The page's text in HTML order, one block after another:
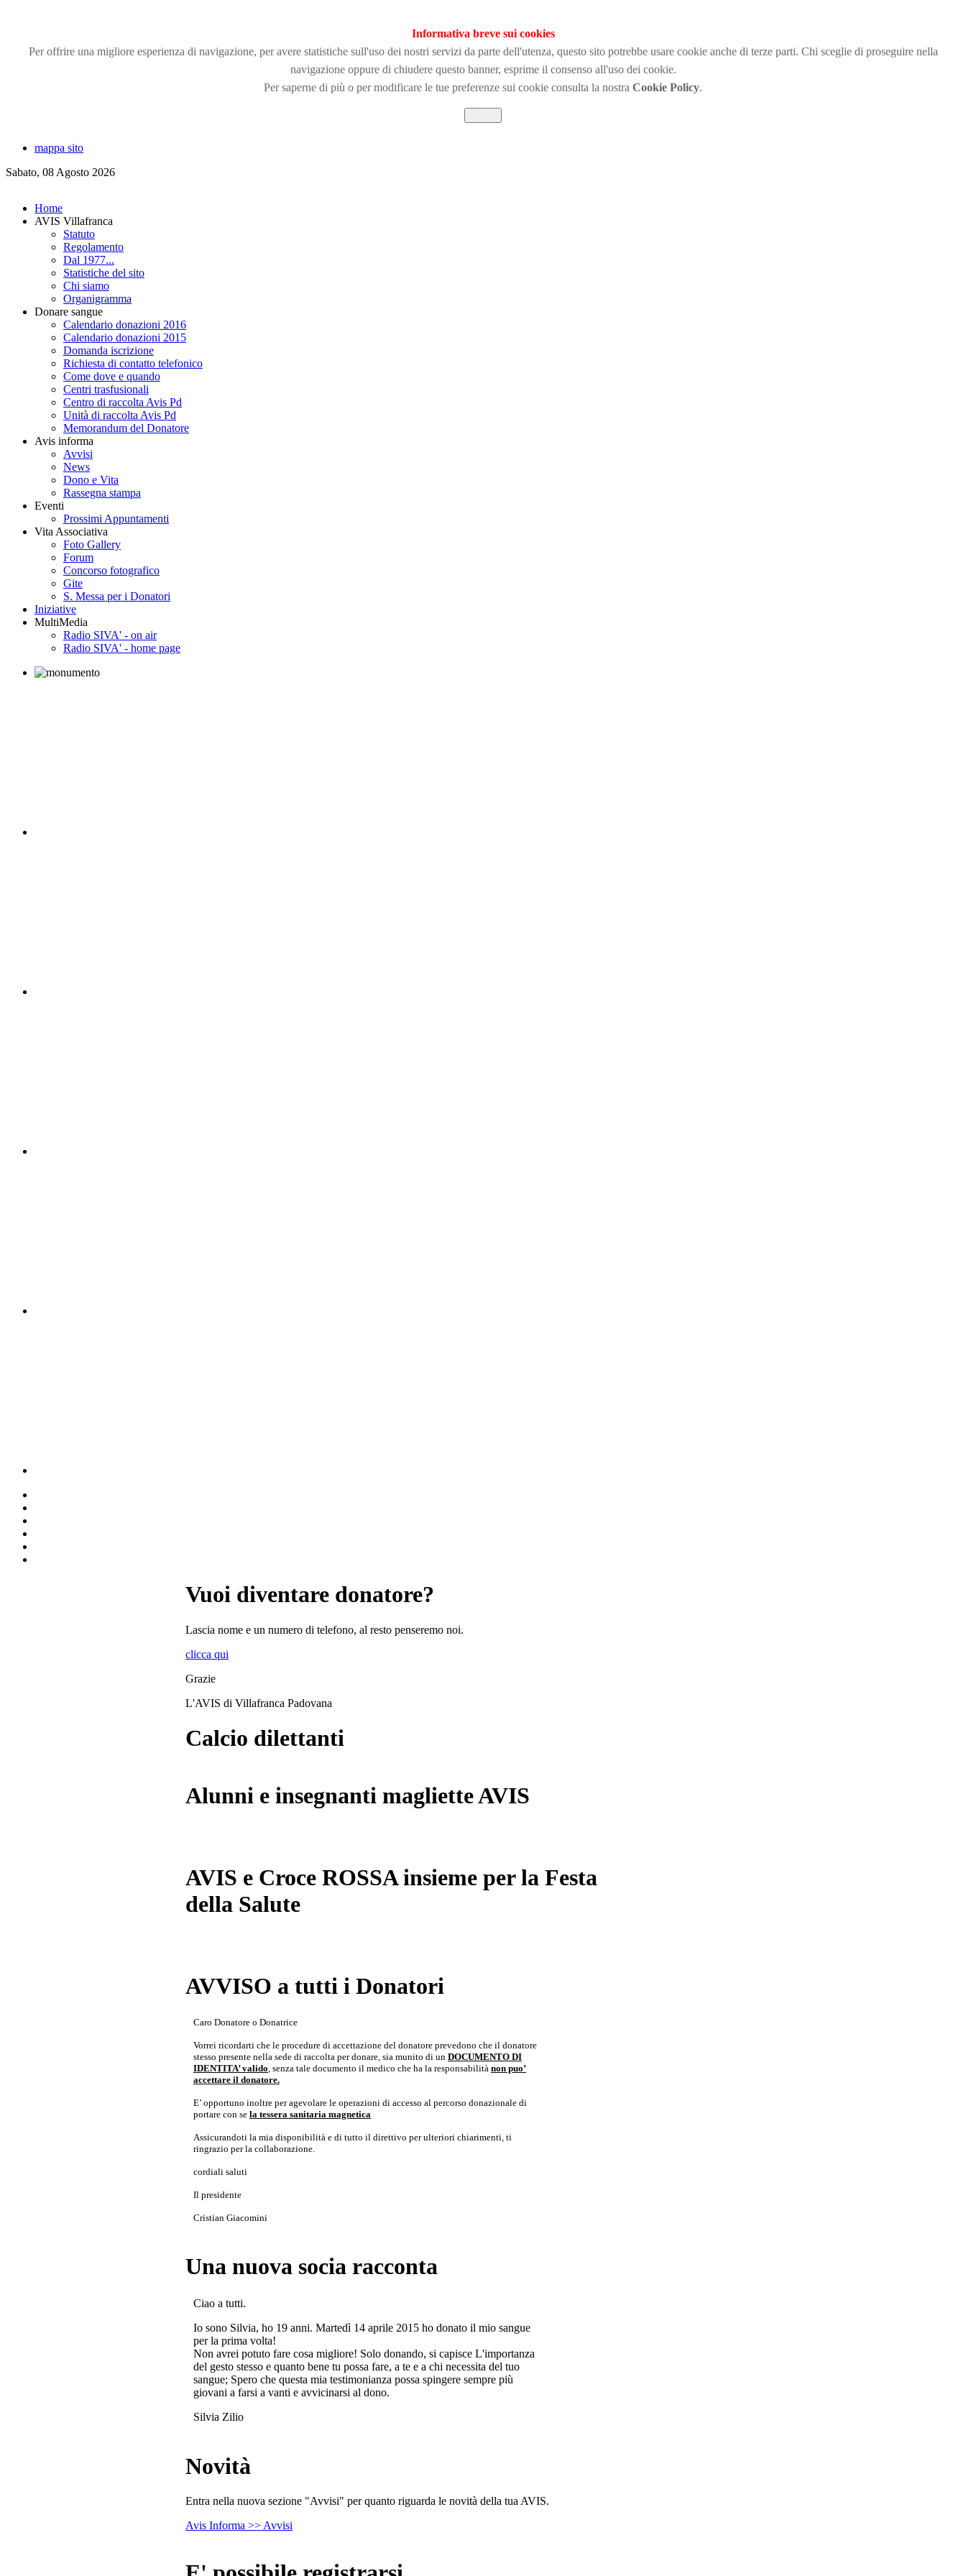
Informativa breve sui cookies
Per offrire una migliore esperienza di navigazione, per avere statistiche sull'uso dei nostri servizi da parte dell'utenza, questo sito potrebbe usare cookie anche di terze parti. Chi sceglie di proseguire nella
navigazione oppure di chiudere questo banner, esprime il consenso all'uso dei cookie.
Per saperne di più o per modificare le tue preferenze sui cookie consulta la nostra Cookie Policy.
mappa sito
Sabato, 08 Agosto 2026
Home
AVIS Villafranca
Statuto
Regolamento
Dal 1977...
Statistiche del sito
Chi siamo
Organigramma
Donare sangue
Calendario donazioni 2016
Calendario donazioni 2015
Domanda iscrizione
Richiesta di contatto telefonico
Come dove e quando
Centri trasfusionali
Centro di raccolta Avis Pd
Unità di raccolta Avis Pd
Memorandum del Donatore
Avis informa
Avvisi
News
Dono e Vita
Rassegna stampa
Eventi
Prossimi Appuntamenti
Vita Associativa
Foto Gallery
Forum
Concorso fotografico
Gite
S. Messa per i Donatori
Iniziative
MultiMedia
Radio SIVA' - on air
Radio SIVA' - home page
Vuoi diventare donatore?
Lascia nome e un numero di telefono, al resto penseremo noi.
clicca qui
Grazie
L'AVIS di Villafranca Padovana
Calcio dilettanti
Alunni e insegnanti magliette AVIS
AVIS e Croce ROSSA insieme per la Festa
della Salute
AVVISO a tutti i Donatori
Caro Donatore o Donatrice
Vorrei ricordarti che le procedure di accettazione del donatore prevedono che il donatore
stesso presente nella sede di raccolta per donare, sia munito di un DOCUMENTO DI
IDENTITA’ valido, senza tale documento il medico che ha la responsabilità non puo’
accettare il donatore.
E’ opportuno inoltre per agevolare le operazioni di accesso al percorso donazionale di
portare con se la tessera sanitaria magnetica
Assicurandoti la mia disponibilità e di tutto il direttivo per ulteriori chiarimenti, ti
ringrazio per la collaborazione.
cordiali saluti
Il presidente
Cristian Giacomini
Una nuova socia racconta
Ciao a tutti.
Io sono Silvia, ho 19 anni. Martedì 14 aprile 2015 ho donato il mio sangue
per la prima volta!
Non avrei potuto fare cosa migliore! Solo donando, si capisce L'importanza
del gesto stesso e quanto bene tu possa fare, a te e a chi necessita del tuo
sangue; Spero che questa mia testimonianza possa spingere sempre più
giovani a farsi a vanti e avvicinarsi al dono.
Silvia Zilio
Novità
Entra nella nuova sezione "Avvisi" per quanto riguarda le novità della tua AVIS.
Avis Informa >> Avvisi